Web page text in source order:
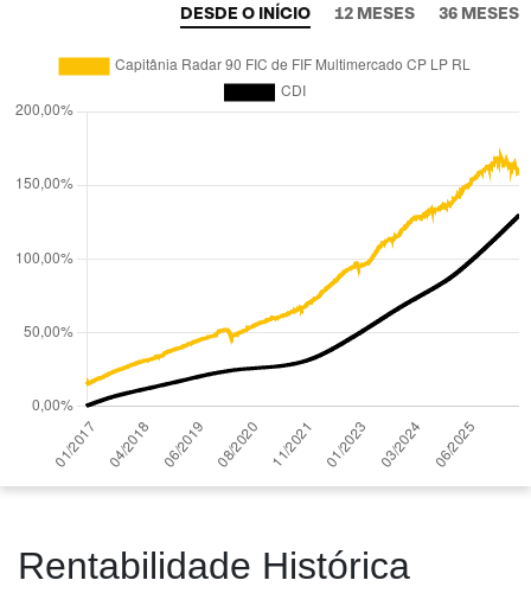
DESDE O INÍCIO 12 MESES 36 MESES
Rentabilidade Histórica